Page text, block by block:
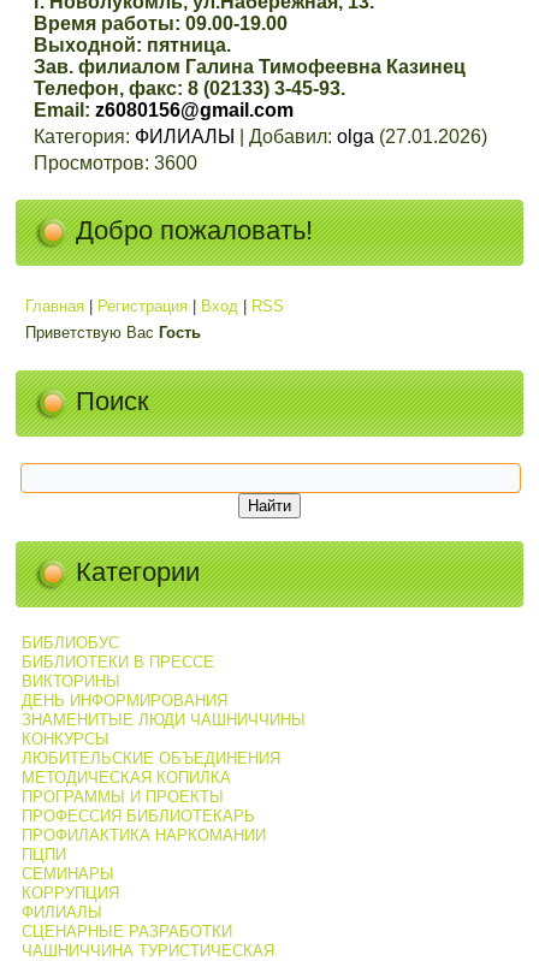
Время работы: 09.00-19.00
Выходной: пятница.
Зав. филиалом Галина Тимофеевна Казинец
Телефон, факс: 8 (02133) 3-45-93.
Email:z6080156@gmail.com
Категория: ФИЛИАЛЫ |Добавил: olga (27.01.2026)
Просмотров: 3600
Добро пожаловать!
Главная Регистрация Вход
RSS
Приветствую Вас Гость
Поиск
Категории
БИБЛИОБУС
БИБЛИОТЕКИ В ПРЕССЕ
ВИКТОРИНЫ
ДЕНЬ ИНФОРМИРОВАНИЯ
ЗНАМЕНИТЫЕ ЛЮДИ ЧАШНИЧЧИНЫ
КОНКУРСЫ
ЛЮБИТЕЛЬСКИЕ ОБЪЕДИНЕНИЯ
МЕТОДИЧЕСКАЯ КОПИЛКА
ПРОГРАММЫ И ПРОЕКТЫ
ПРОФЕССИЯ БИБЛИОТЕКАРЬ
ПРОФИЛАКТИКА НАРКОМАНИИ
ПЦПИ
СЕМИНАРЫ
КОРРУПЦИЯ
ФИЛИАЛЫ
СЦЕНАРНЫЕ РАЗРАБОТКИ
ЧАШНИЧЧИНА ТУРИСТИЧЕСКАЯ